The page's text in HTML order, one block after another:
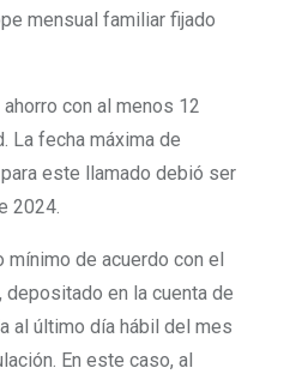
mensual familiar fijado
con al menos 12
La fecha máxima de
este llamado debió ser
2024.
mínimo de acuerdo con el
en la cuenta de
al último día hábil del mes
En este caso, al